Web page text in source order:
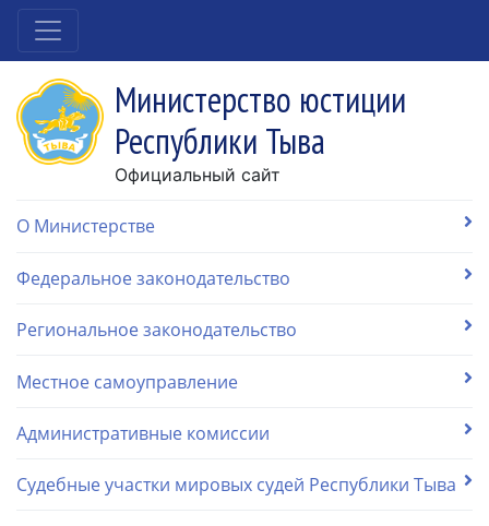
Министерство юстиции
Республики Тыва
Официальный сайт
О Министерстве
Федеральное законодательство
Региональное законодательство
Местное самоуправление
Административные комиссии
Судебные участки мировых судей Республики Тыва